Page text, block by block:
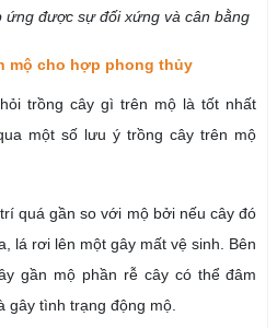
ứng được sự đối xứng và cân bằng
mộ cho hợp phong thủy
trồng cây gì trên mộ là tốt nhất
một số lưu ý trồng cây trên mộ
quá gần so với mộ bởi nếu cây đó
lá rơi lên một gây mất vệ sinh. Bên
gần mộ phần rễ cây có thể đâm
gây tình trạng động mộ.